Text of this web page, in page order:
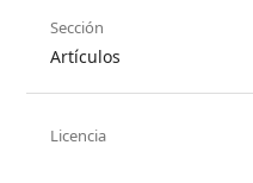
Sección
Artículos
Licencia